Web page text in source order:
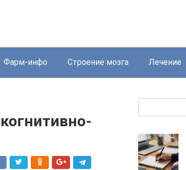
Фарм-инфо Строение мозга Лечение